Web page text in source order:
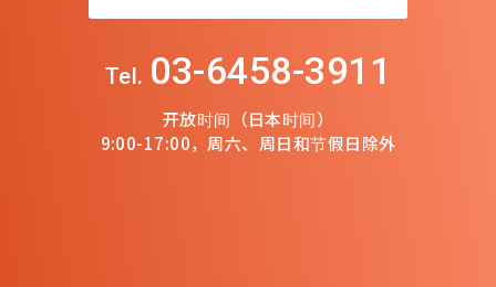
Tel. 03-6458-3911
开放时间（日本时间）
9:00-17:00，周六、周日和节假日除外